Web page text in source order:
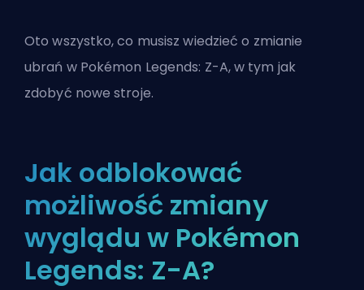
Oto wszystko, co musisz wiedzieć o zmianie
ubrań w Pokémon Legends: Z-A, w tym jak
zdobyć nowe stroje.
Jak odblokować
możliwość zmiany
wyglądu w Pokémon
Legends: Z-A?